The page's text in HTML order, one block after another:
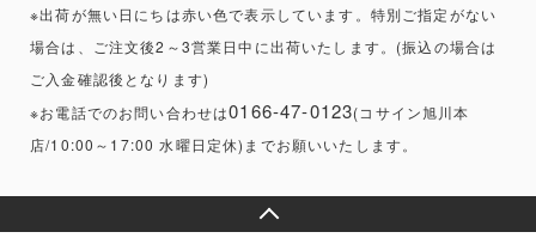
※出荷が無い日にちは赤い色で表示しています。特別ご指定がない
場合は、ご注文後2～3営業日中に出荷いたします。(振込の場合は
ご入金確認後となります)
※お電話でのお問い合わせは0166-47-0123(コサイン旭川本
店/10:00～17:00 水曜日定休)までお願いいたします。